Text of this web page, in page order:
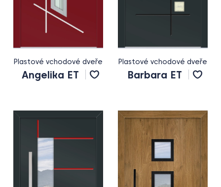
Plastové vchodové dveře
Angelika ET
Plastové vchodové dveře
Barbara ET